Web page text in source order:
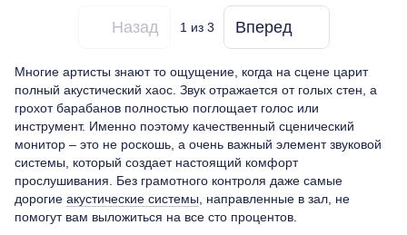
Назад 1из 3 Вперед
Многие артисты знают то ощущение, когда на сцене царит
полный акустический хаос. Звук отражается от голых стен, а
грохот барабанов полностью поглощает голос или
инструмент. Именно поэтому качественный сценический
монитор – это не роскошь, а очень важный элемент звуковой
системы, который создает настоящий комфорт
прослушивания. Без грамотного контроля даже самые
дорогие акустические системы, направленные в зал, не
помогут вам выложиться на все сто процентов.